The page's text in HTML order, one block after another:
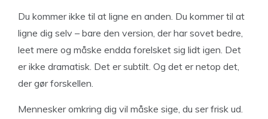
Du kommer ikke til at ligne en anden. Du kommer til at
ligne dig selv – bare den version, der har sovet bedre,
leet mere og måske endda forelsket sig lidt igen. Det
er ikke dramatisk. Det er subtilt. Og det er netop det,
der gør forskellen.
Mennesker omkring dig vil måske sige, du ser frisk ud.